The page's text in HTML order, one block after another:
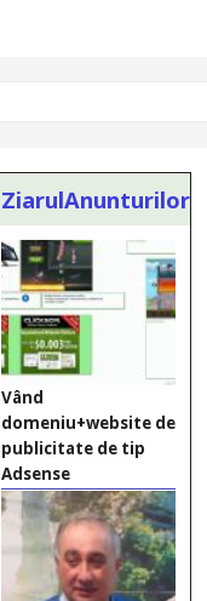
ZiarulAnunturilor.ro
Vând
domeniu+website de
publicitate de tip
Adsense